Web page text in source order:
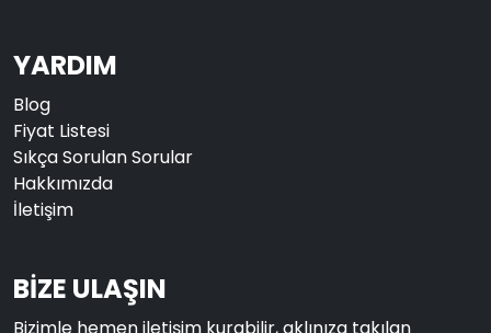
YARDIM
Blog
Fiyat Listesi
Sıkça Sorulan Sorular
Hakkımızda
İletişim
BİZE ULAŞIN
Bizimle hemen iletişim kurabilir, aklınıza takılan